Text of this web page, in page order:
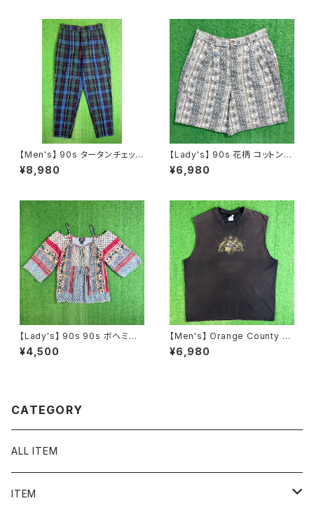
【Men's】 90s タータンチェック
テーパード パンツ / 90年代 古
着 トラウザーパンツ チェックパ
¥8,980
【Lady's】 90s 花柄 コットン
ショート パンツ / アメリカ製 US
A製 90年代 古着 ハーフパンツ
¥6,980
【Lady's】 90s 90s ボヘミア
ン パッチワーク柄 レース プルオ
ーバー トップス / 90年代 半袖
¥4,500
【Men's】 Orange County C
hoppers カットオフ Tシャツ /
古着 バイク バイカー ティーシャ
¥6,980
CATEGORY
ALL ITEM
ITEM